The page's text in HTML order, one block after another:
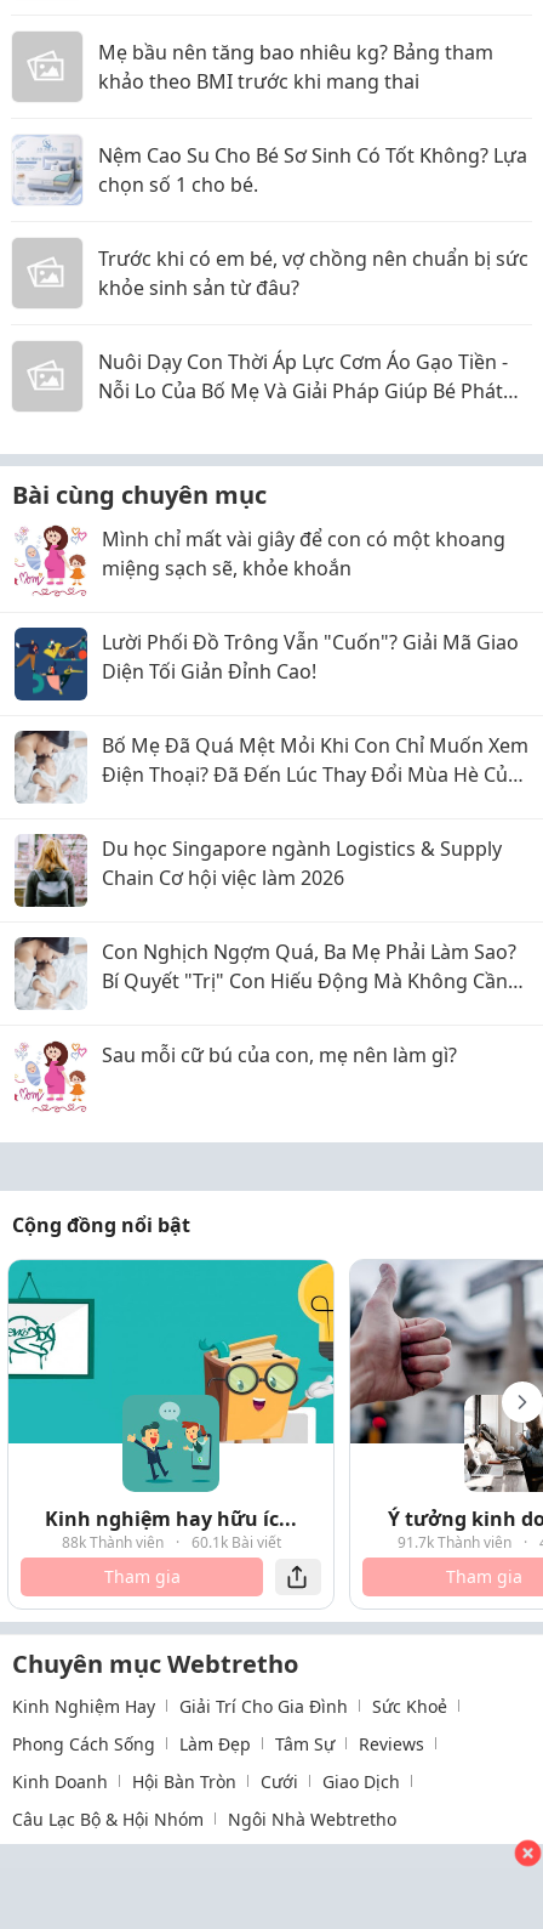
Mẹ bầu nên tăng bao nhiêu kg? Bảng tham
khảo theo BMI trước khi mang thai
Nệm Cao Su Cho Bé Sơ Sinh Có Tốt Không? Lựa
chọn số 1 cho bé.
Trước khi có em bé, vợ chồng nên chuẩn bị sức
khỏe sinh sản từ đâu?
Nuôi Dạy Con Thời Áp Lực Cơm Áo Gạo Tiền -
Nỗi Lo Của Bố Mẹ Và Giải Pháp Giúp Bé Phát
Bài cùng chuyên mục
Mình chỉ mất vài giây để con có một khoang
miệng sạch sẽ, khỏe khoắn
Lười Phối Đồ Trông Vẫn "Cuốn"? Giải Mã Giao
Diện Tối Giản Đỉnh Cao!
Bố Mẹ Đã Quá Mệt Mỏi Khi Con Chỉ Muốn Xem
Điện Thoại? Đã Đến Lúc Thay Đổi Mùa Hè Của
Du học Singapore ngành Logistics & Supply
Chain Cơ hội việc làm 2026
Con Nghịch Ngợm Quá, Ba Mẹ Phải Làm Sao?
Bí Quyết "Trị" Con Hiếu Động Mà Không Cần
Sau mỗi cữ bú của con, mẹ nên làm gì?
Cộng đồng nổi bật
Kinh nghiệm hay hữu íc...
88k Thành viên · 60.1k Bài viết
Tham gia
Ý tưởng kinh
91.7k Thành viên ·
Tham gia
Chuyên mục Webtretho
Kinh Nghiệm Hay Giải Trí Cho Gia Đình
Sức Khoẻ
Phong Cách Sống
Làm Đẹp Tâm Sự
Reviews
Kinh Doanh
Hội Bàn Tròn Cưới
Giao Dịch
Câu Lạc Bộ & Hội Nhóm
Ngôi Nhà Webtretho